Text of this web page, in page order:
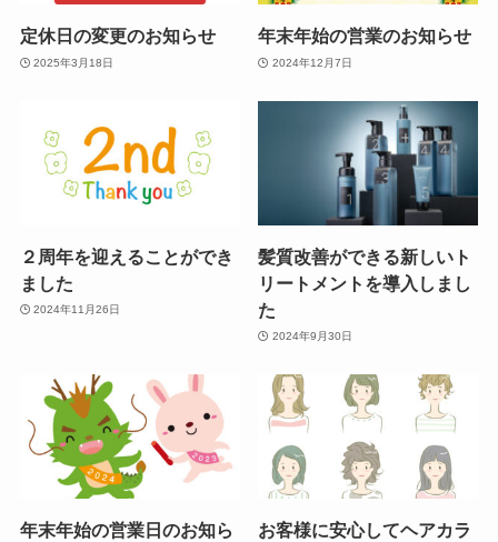
定休日の変更のお知らせ
2025年3月18日
年末年始の営業のお知らせ
2024年12月7日
２周年を迎えることができ
ました
2024年11月26日
髪質改善ができる新しいト
リートメントを導入しまし
た
2024年9月30日
年末年始の営業日のお知ら お客様に安心してヘアカラ